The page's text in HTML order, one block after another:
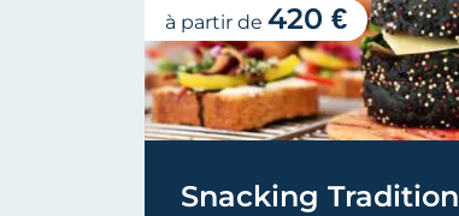
Snacking Tradition
à partir de 420 €